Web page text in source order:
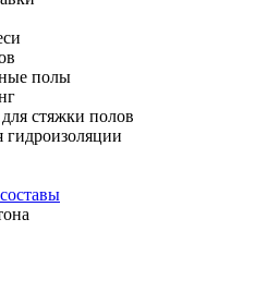
полы
стяжки полов